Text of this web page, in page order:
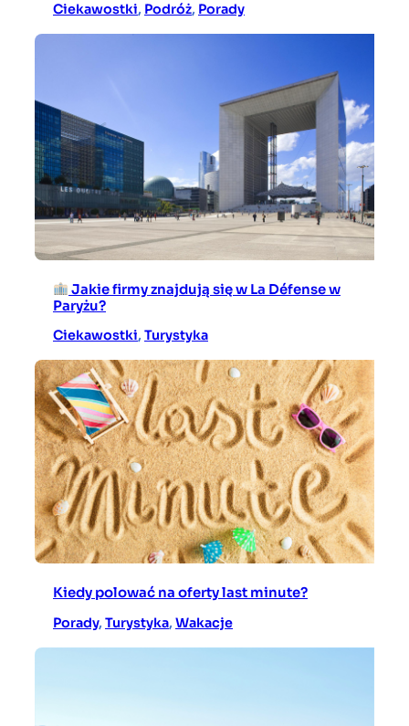
Ciekawostki, Podróż, Porady
Jakie firmy znajdują się w La Défense w
Paryżu?
Ciekawostki, Turystyka
Kiedy polować na oferty last minute?
Porady, Turystyka, Wakacje